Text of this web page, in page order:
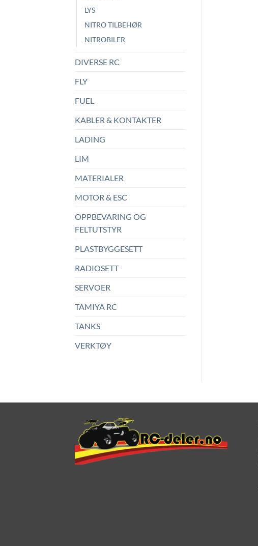
LYS
NITRO TILBEHØR
NITROBILER
DIVERSE RC
FLY
FUEL
KABLER & KONTAKTER
LADING
LIM
MATERIALER
MOTOR & ESC
OPPBEVARING OG
FELTUTSTYR
PLASTBYGGESETT
RADIOSETT
SERVOER
TAMIYA RC
TANKS
VERKTØY